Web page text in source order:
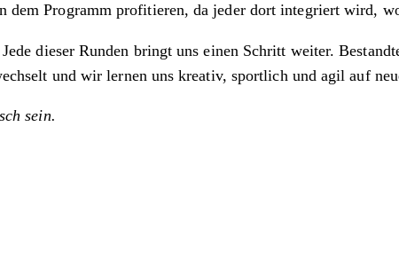
dem Programm profitieren, da jeder dort integriert wird,
dieser Runden bringt uns einen Schritt weiter.
und wir lernen uns kreativ, sportlich und agil auf
sein.